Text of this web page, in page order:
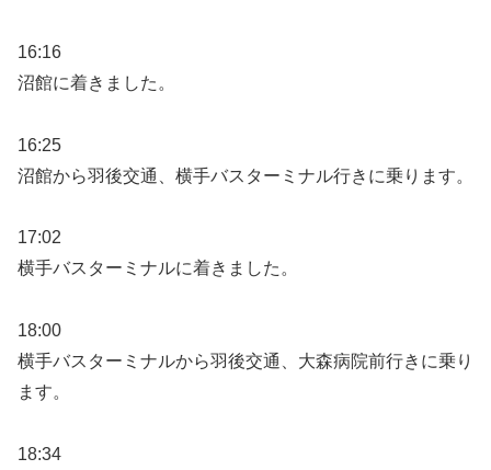
16:16
沼館に着きました。
16:25
沼館から羽後交通、横手バスターミナル行きに乗ります。
17:02
横手バスターミナルに着きました。
18:00
横手バスターミナルから羽後交通、大森病院前行きに乗り
ます。
18:34